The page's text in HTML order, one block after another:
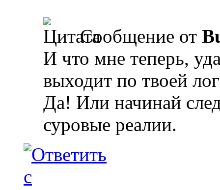
Сообщение от
И что мне теперь,
выходит по твоей
Да! Или начинай
суровые реалии.